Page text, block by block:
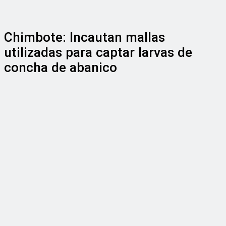
Chimbote: Incautan mallas
utilizadas para captar larvas de
concha de abanico